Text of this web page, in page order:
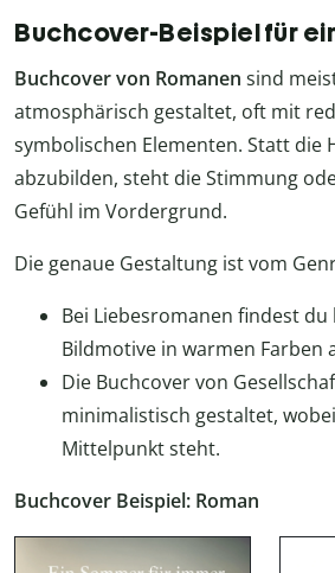
Buchcover-Beispiel für
Buchcover von Romanen sind
atmosphärisch gestaltet, oft mit
symbolischen Elementen. Statt die
abzubilden, steht die Stimmung
Gefühl im Vordergrund.
Die genaue Gestaltung ist vom
Bei Liebesromanen findest
Bildmotive in warmen Farben
Die Buchcover von
minimalistisch gestaltet,
Mittelpunkt steht.
Buchcover Beispiel: Roman